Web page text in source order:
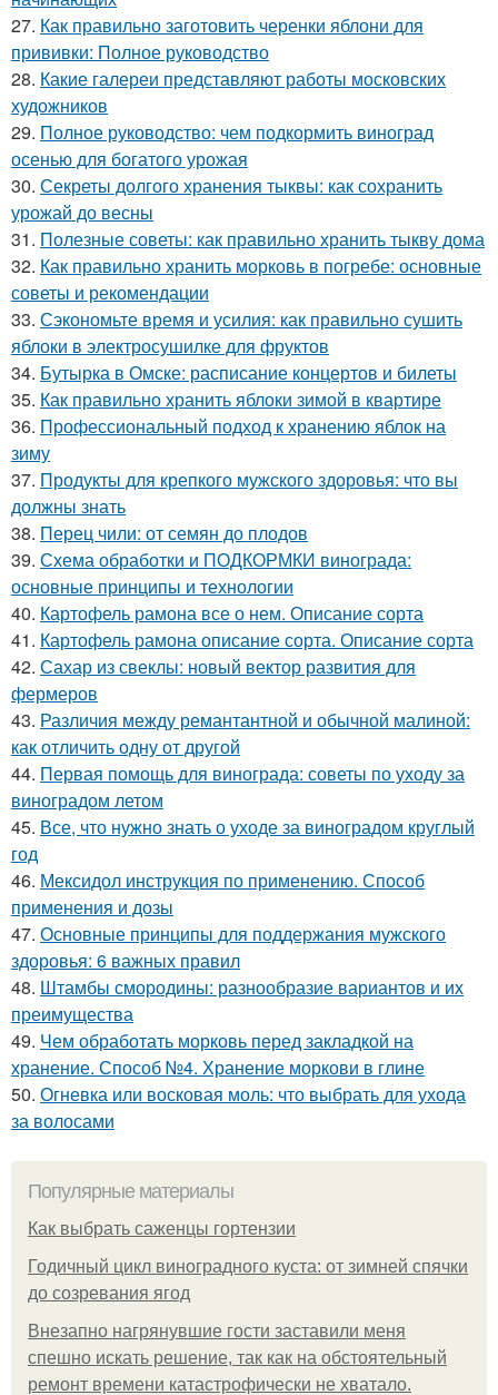
27. Как правильно заготовить черенки яблони для
прививки: Полное руководство
28. Какие галереи представляют работы московских
художников
29. Полное руководство: чем подкормить виноград
осенью для богатого урожая
30. Секреты долгого хранения тыквы: как сохранить
урожай до весны
31. Полезные советы: как правильно хранить тыкву дома
32. Как правильно хранить морковь в погребе: основные
советы и рекомендации
33. Сэкономьте время и усилия: как правильно сушить
яблоки в электросушилке для фруктов
34. Бутырка в Омске: расписание концертов и билеты
35. Как правильно хранить яблоки зимой в квартире
36. Профессиональный подход к хранению яблок на
зиму
37. Продукты для крепкого мужского здоровья: что вы
должны знать
38. Перец чили: от семян до плодов
39. Схема обработки и ПОДКОРМКИ винограда:
основные принципы и технологии
40. Картофель рамона все о нем. Описание сорта
41. Картофель рамона описание сорта. Описание сорта
42. Сахар из свеклы: новый вектор развития для
фермеров
43. Различия между ремантантной и обычной малиной:
как отличить одну от другой
44. Первая помощь для винограда: советы по уходу за
виноградом летом
45. Все, что нужно знать о уходе за виноградом круглый
год
46. Мексидол инструкция по применению. Способ
применения и дозы
47. Основные принципы для поддержания мужского
здоровья: 6 важных правил
48. Штамбы смородины: разнообразие вариантов и их
преимущества
49. Чем обработать морковь перед закладкой на
хранение. Способ №4. Хранение моркови в глине
50. Огневка или восковая моль: что выбрать для ухода
за волосами
Популярные материалы
Как выбрать саженцы гортензии
Годичный цикл виноградного куста: от зимней спячки
до созревания ягод
Внезапно нагрянувшие гости заставили меня
спешно искать решение, так как на обстоятельный
ремонт времени катастрофически не хватало.